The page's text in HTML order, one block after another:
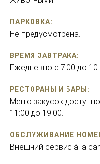
ПАРКОВКА:
Не предусмотрена.
ВРЕМЯ ЗАВТРАКА:
Ежедневно с 7:00 до
РЕСТОРАНЫ И БАРЫ:
Меню закусок
11:00 до 19:00.
ОБСЛУЖИВАНИЕ
Внешний сервис à la